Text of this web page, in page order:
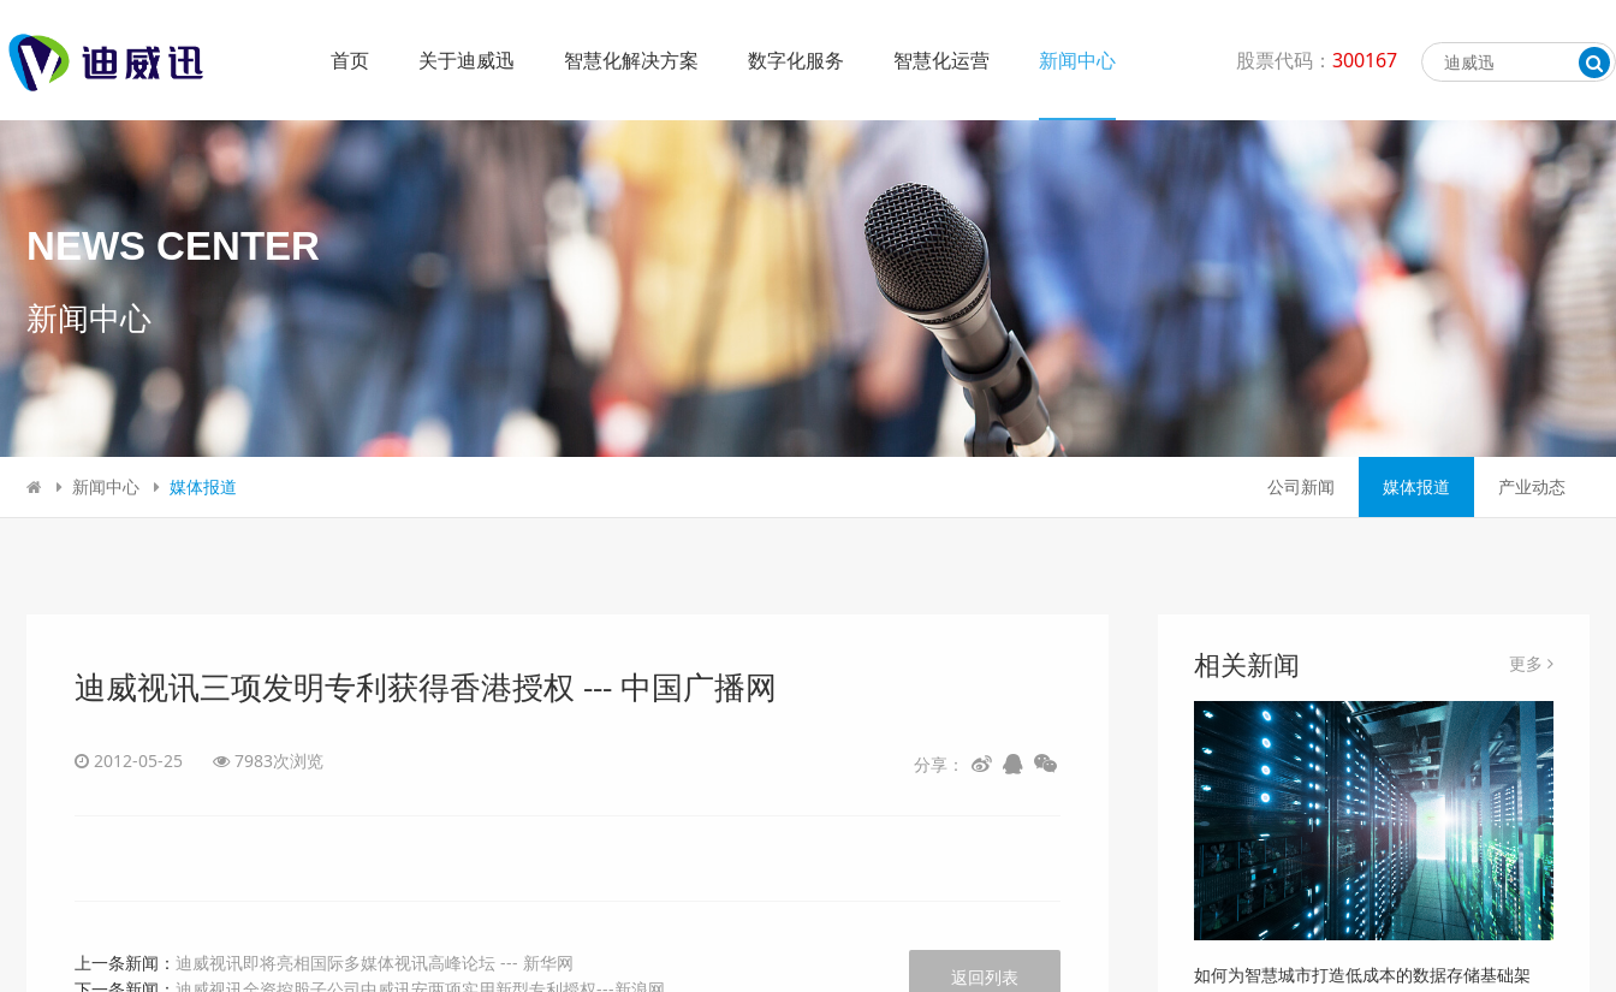
首页 关于迪威迅 智慧化解决方案 数字化服务 智慧化运营 新闻中心 股票代码： 300167
NEWS CENTER
新闻中心
新闻中心 媒体报道 公司新闻 媒体报道 产业动态
迪威视讯三项发明专利获得香港授权 --- 中国广播网
2012-05-25 7983次浏览 分享：
上一条新闻： 迪威视讯即将亮相国际多媒体视讯高峰论坛 --- 新华网
返回列表
相关新闻 更多
如何为智慧城市打造低成本的数据存储基础架